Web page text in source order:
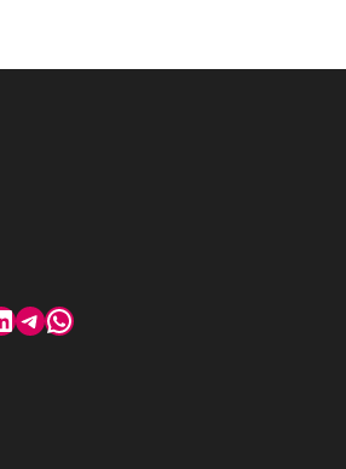
Telegram
WhatsApp